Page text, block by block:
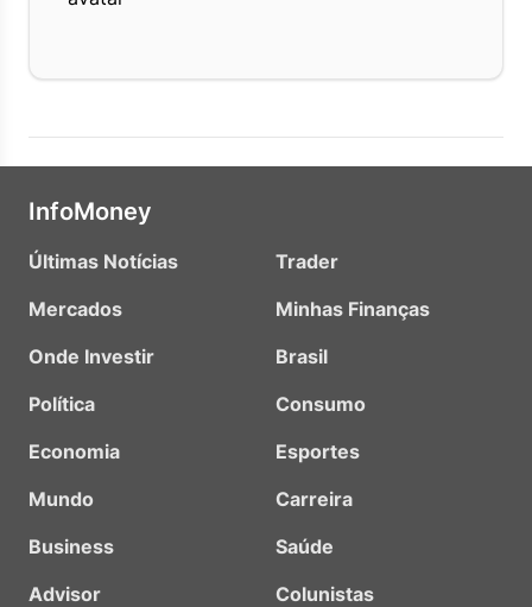
InfoMoney
Últimas Notícias
Mercados
Onde Investir
Política
Economia
Mundo
Business
Advisor
Trader
Minhas Finanças
Brasil
Consumo
Esportes
Carreira
Saúde
Colunistas